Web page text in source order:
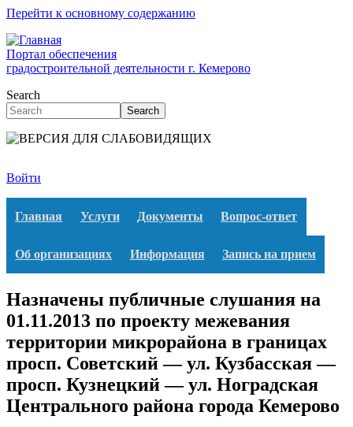
Перейти к основному содержанию
Портал обеспечения
градостроительной деятельности г. Кемерово
Search
Search
Войти
Главная Услуги Документы Вопрос-ответ
Об организациях Информация Запись на прием
Назначены публичные слушания на
01.11.2013 по проекту межевания
территории микрорайона в границах
просп. Советский — ул. Кузбасская —
просп. Кузнецкий — ул. Ноградская
Центрального района города Кемерово